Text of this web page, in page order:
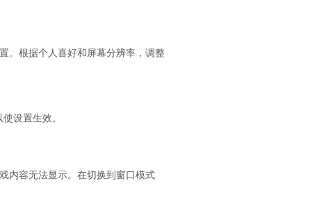
。根据个人喜好和屏幕分辨率，调整
设置生效。
内容无法显示。在切换到窗口模式